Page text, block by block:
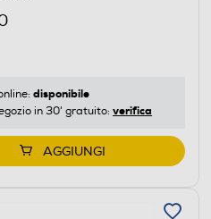
disponibile
in 30' gratuito: verifica
AGGIUNGI